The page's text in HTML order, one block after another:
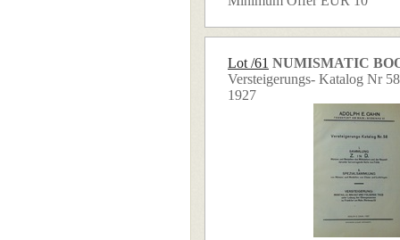
Lot /61 NUMISMATIC
Versteigerungs- Katalog Nr
1927